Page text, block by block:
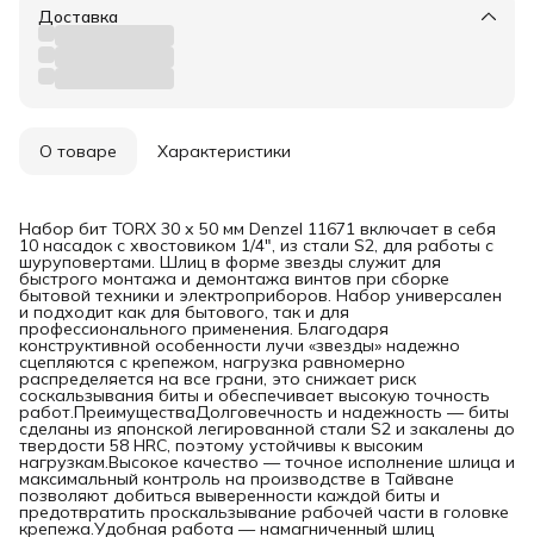
Доставка
О товаре Характеристики
Набор бит TORX 30 х 50 мм Denzel 11671 включает в себя
10 насадок с хвостовиком 1/4", из стали S2, для работы с
шуруповертами. Шлиц в форме звезды служит для
быстрого монтажа и демонтажа винтов при сборке
бытовой техники и электроприборов. Набор универсален
и подходит как для бытового, так и для
профессионального применения. Благодаря
конструктивной особенности лучи «звезды» надежно
сцепляются с крепежом, нагрузка равномерно
распределяется на все грани, это снижает риск
соскальзывания биты и обеспечивает высокую точность
работ.ПреимуществаДолговечность и надежность — биты
сделаны из японской легированной стали S2 и закалены до
твердости 58 HRC, поэтому устойчивы к высоким
нагрузкам.Высокое качество — точное исполнение шлица и
максимальный контроль на производстве в Тайване
позволяют добиться выверенности каждой биты и
предотвратить проскальзывание рабочей части в головке
крепежа.Удобная работа — намагниченный шлиц